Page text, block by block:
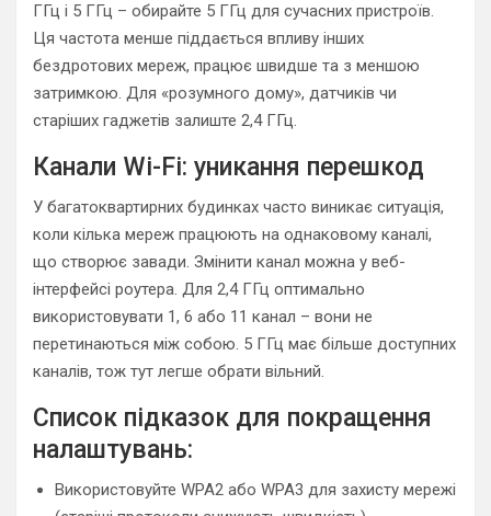
ГГц і 5 ГГц – обирайте 5 ГГц для сучасних пристроїв.
Ця частота менше піддається впливу інших
бездротових мереж, працює швидше та з меншою
затримкою. Для «розумного дому», датчиків чи
старіших гаджетів залиште 2,4 ГГц.
Канали Wi-Fi: уникання перешкод
У багатоквартирних будинках часто виникає ситуація,
коли кілька мереж працюють на однаковому каналі,
що створює завади. Змінити канал можна у веб-
інтерфейсі роутера. Для 2,4 ГГц оптимально
використовувати 1, 6 або 11 канал – вони не
перетинаються між собою. 5 ГГц має більше доступних
каналів, тож тут легше обрати вільний.
Список підказок для покращення
налаштувань:
Використовуйте WPA2 або WPA3 для захисту мережі